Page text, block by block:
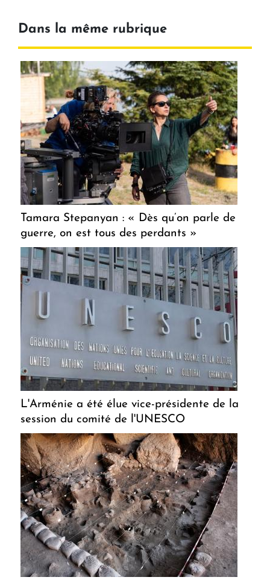
Dans la même rubrique
Tamara Stepanyan : « Dès qu’on parle de
guerre, on est tous des perdants »
L'Arménie a été élue vice-présidente de la
session du comité de l'UNESCO